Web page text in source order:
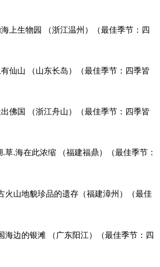
上生物园 （浙江温州）（最佳季节：四
仙山 （山东长岛）（最佳季节：四季皆
佛国 （浙江舟山）（最佳季节：四季皆
.草.海在此浓缩 （福建福鼎）（最佳季节：
火山地貌珍品的遗存（福建漳州）（最佳
海边的银滩 （广东阳江）（最佳季节：四